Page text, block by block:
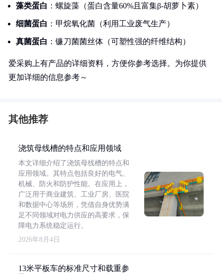
藻类蛋白 ：螺旋藻（蛋白含量60%且富集β-胡萝卜素）
细菌蛋白 ：甲烷氧化菌（利用工业废气生产）
真菌蛋白 ：镰刀菌菌丝体（可塑性强的纤维结构）
爱采购上有产品的详细资料，方便你参考选择。为你提供
更加详细的信息参考～
其他推荐
浇筑母线槽的特点和应用领域
本文详细介绍了浇筑母线槽的特点和
应用领域。其特点包括良好的电气、
机械、防火和防护性能。在应用上，
广泛用于商业建筑、工业厂房、医院
和数据中心等场所，凭借自身优势满
足不同领域对电力供应的高要求，保
障电力系统稳定运行。
2026年8月4日
13米平板车的标准尺寸和载重参